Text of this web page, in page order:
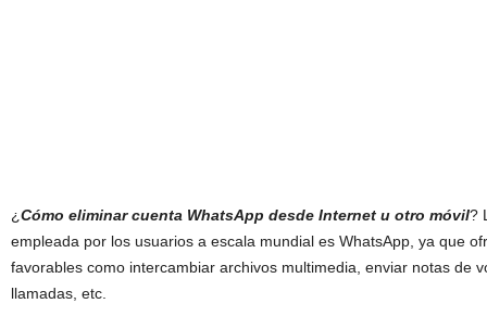
¿Cómo eliminar cuenta WhatsApp desde Internet u otro móvil?
empleada por los usuarios a escala mundial es WhatsApp, ya que
favorables como intercambiar archivos multimedia, enviar notas de
llamadas, etc.